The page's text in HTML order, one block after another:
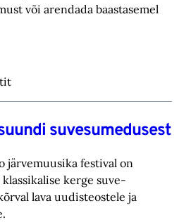
või arendada baastasemel
suvesumedusest
järvemuusika festival on
kerge suve-‎
lava uudisteostele ja